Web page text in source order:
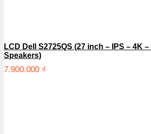
LCD Dell S2725QS (27 inch – IPS – 4K
Speakers)
7.900.000 ₫